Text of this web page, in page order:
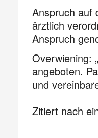
Anspruch auf
ärztlich
Anspruch
Overwiening:
angeboten.
und
Zitiert nach